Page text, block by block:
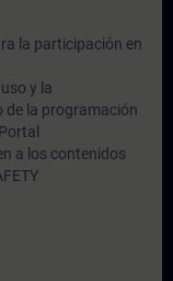
la participación en
y la
de la programación
a los contenidos